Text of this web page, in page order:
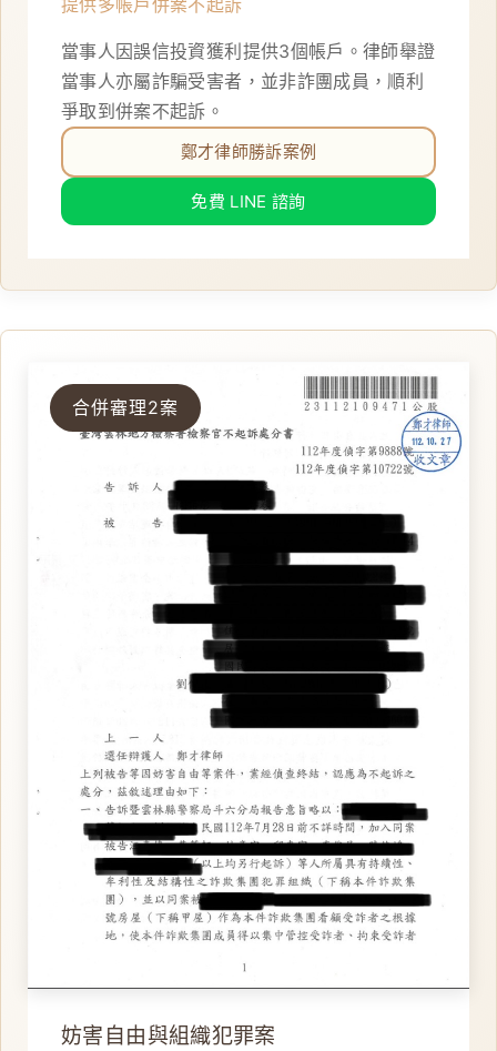
當事人因誤信投資獲利提供3個帳戶。律師舉證
當事人亦屬詐騙受害者，並非詐團成員，順利
爭取到併案不起訴。
鄭才律師勝訴案例
免費 LINE 諮詢
合併審理2案
妨害自由與組織犯罪案